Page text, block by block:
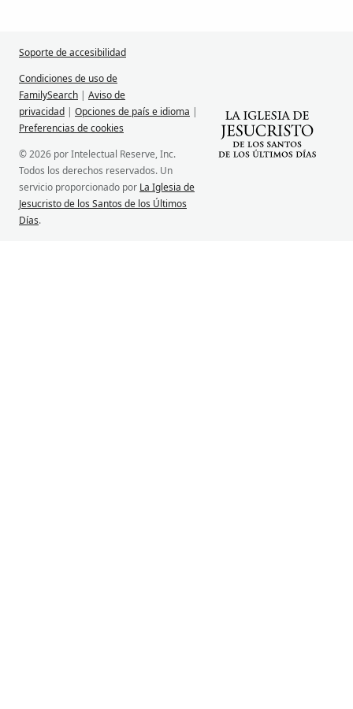
Soporte de accesibilidad
Condiciones de uso de
FamilySearch | Aviso de
privacidad | Opciones de país e idioma |
Preferencias de cookies
© 2026 por Intelectual Reserve, Inc.
Todos los derechos reservados. Un
servicio proporcionado por La Iglesia de
Jesucristo de los Santos de los Últimos
Días.